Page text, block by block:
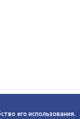
его использования.